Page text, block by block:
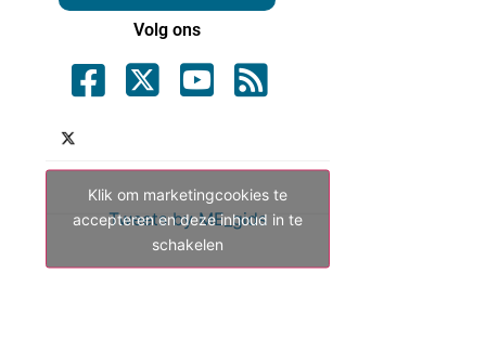
Volg ons
Tweets by ME_gids
Klik om marketingcookies te
accepteren en deze inhoud in te
schakelen